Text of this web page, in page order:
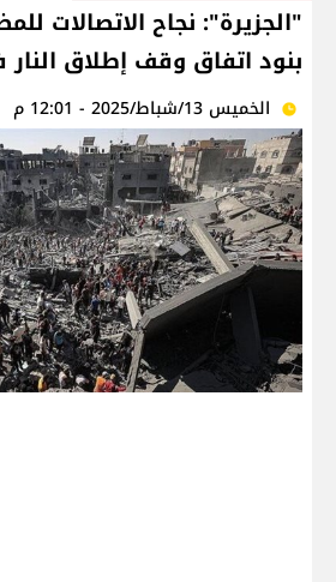
"الجزيرة": نجاح الاتصالات
بنود اتفاق وقف إطلاق
الخميس 13/شباط/2025 - 12:01 م